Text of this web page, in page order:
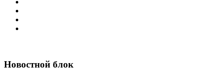
Новостной блок